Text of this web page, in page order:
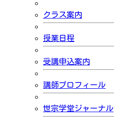
クラス案内
授業日程
受講申込案内
講師プロフィール
世宗学堂ジャーナル